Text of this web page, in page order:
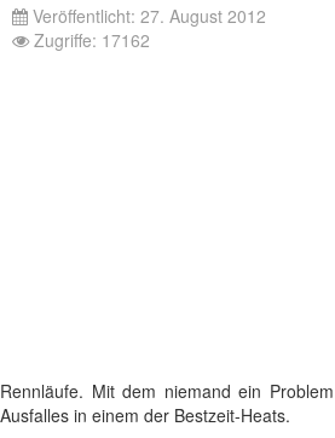
Veröffentlicht: 27. August 2012
Zugriffe: 17162
Rennläufe. Mit dem niemand ein
Ausfalles in einem der Bestzeit-Heats.